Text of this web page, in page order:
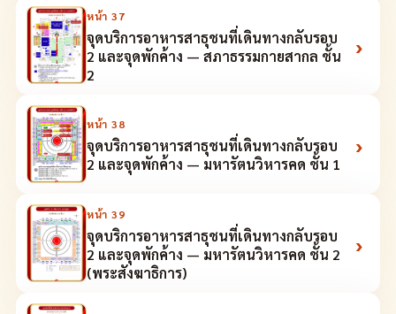
หน้า 37
จุดบริการอาหารสาธุชนที่เดินทางกลับรอบ
2 และจุดพักค้าง — สภาธรรมกายสากล ชั้น
2
›
หน้า 38
จุดบริการอาหารสาธุชนที่เดินทางกลับรอบ
2 และจุดพักค้าง — มหารัตนวิหารคด ชั้น 1
›
หน้า 39
จุดบริการอาหารสาธุชนที่เดินทางกลับรอบ
2 และจุดพักค้าง — มหารัตนวิหารคด ชั้น 2
(พระสังฆาธิการ)
›